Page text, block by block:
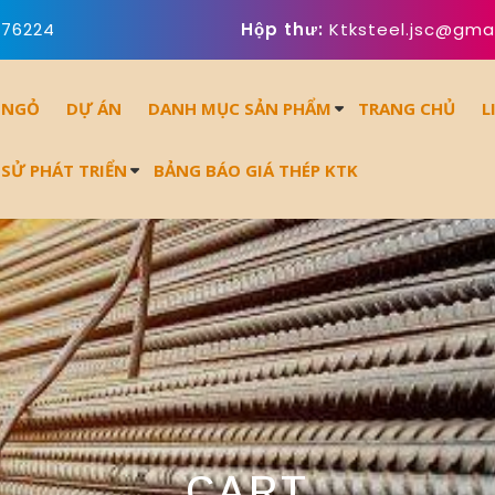
Hộp thư:
DỰ ÁN DANH MỤC SẢN PHẨM TRANG CHỦ
PHÁT TRIỂN BẢNG BÁO GIÁ THÉP KTK